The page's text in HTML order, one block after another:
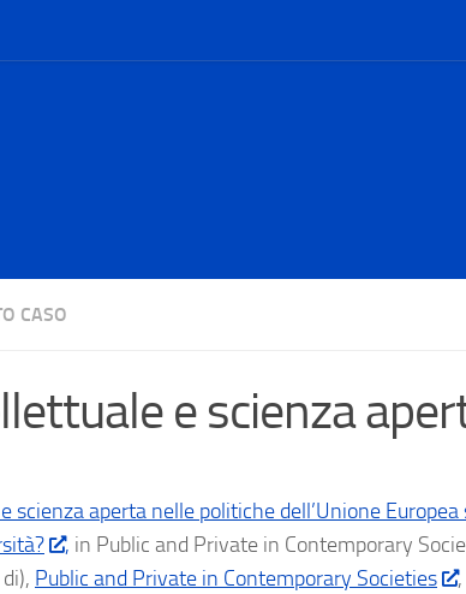
CASO
e scienza
scienza aperta nelle politiche dell’Unione
, in Public and Private in Contemporary
Public and Private in Contemporary Societies